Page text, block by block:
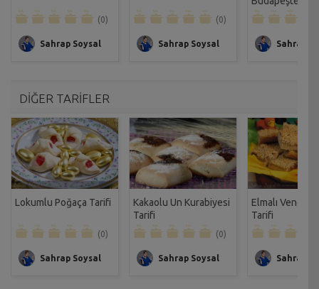
(0)
Sahrap Soysal
(0)
Sahrap Soysal
Tarifi
Sahrap
DİĞER TARİFLER
Lokumlu Poğaça Tarifi
(0)
Sahrap Soysal
Kakaolu Un Kurabiyesi
Tarifi
(0)
Sahrap Soysal
Elmalı
Tarifi
Sahrap